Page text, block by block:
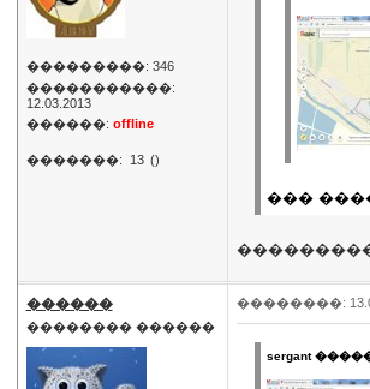
���������: 346
�����������:
12.03.2013
������: offline
�������: 13 ()
���
������
�������� ������
��������:
sergant